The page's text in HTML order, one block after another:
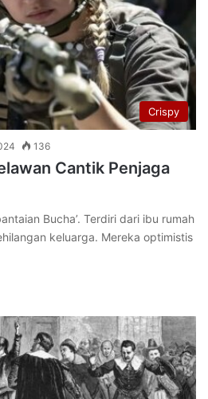
Crispy
136
Cantik Penjaga
Bucha’. Terdiri dari ibu rumah
keluarga. Mereka optimistis